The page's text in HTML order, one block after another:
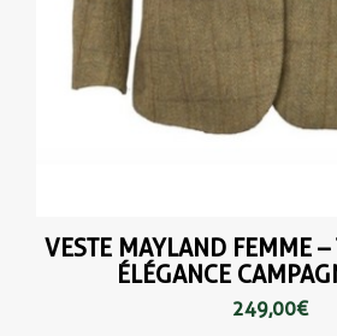
VESTE MAYLAND FEMME –
ÉLÉGANCE
249,00 €